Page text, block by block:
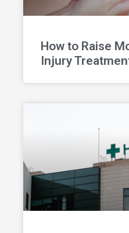
How to Raise
Injury